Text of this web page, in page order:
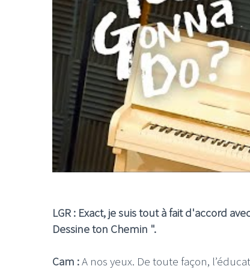
LGR : Exact, je suis tout à fait d'accord
Dessine ton Chemin ".
Cam :A nos yeux. De toute façon,